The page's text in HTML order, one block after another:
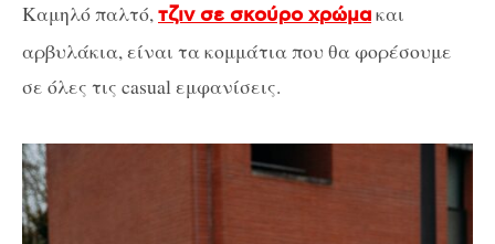
Καμηλό παλτό,τζιν σε σκούρο χρώμακαι
αρβυλάκια, είναι τα κομμάτια που θα φορέσουμε
σε όλες τις casual εμφανίσεις.